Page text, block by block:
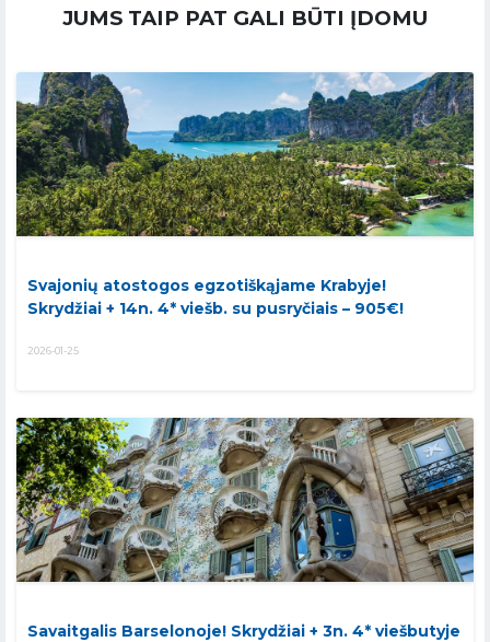
JUMS TAIP PAT GALI BŪTI ĮDOMU
Svajonių atostogos egzotiškąjame Krabyje!
Skrydžiai + 14n. 4* viešb. su pusryčiais – 905€!
2026-01-25
Savaitgalis Barselonoje! Skrydžiai + 3n. 4* viešbutyje